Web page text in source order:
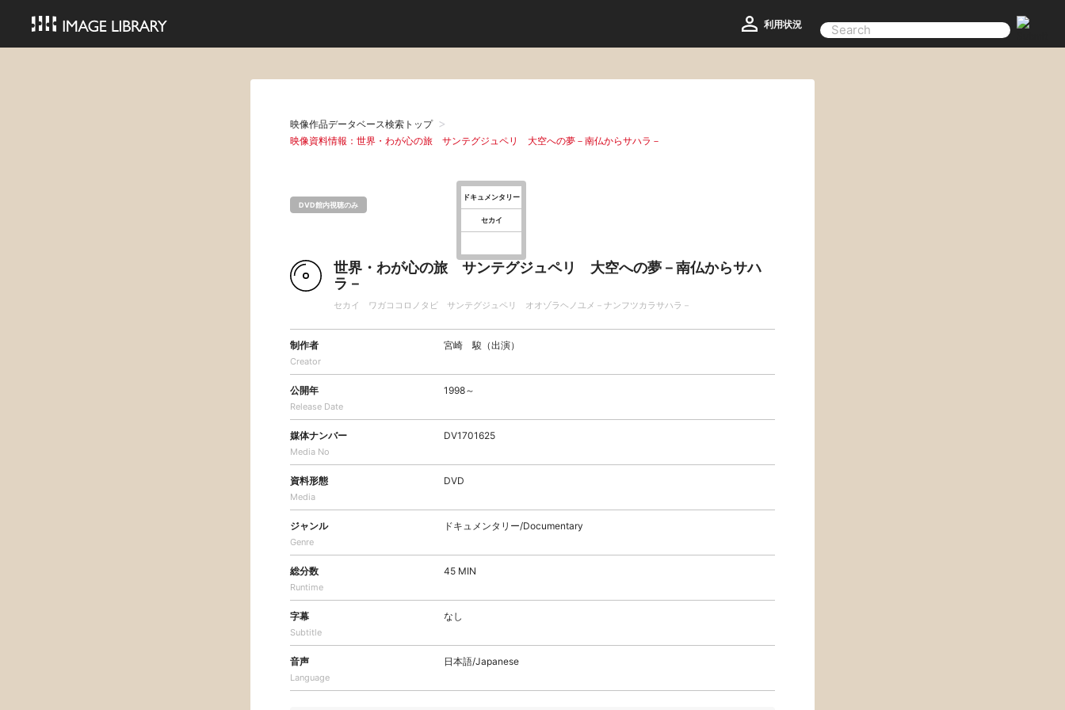
利用状況
映像作品データベース検索トップ
映像資料情報：世界・わが心の旅 サンテグジュペリ 大空への夢－南仏からサハラ－
DVD館内視聴のみ
ドキュメンタリー
セカイ
世界・わが心の旅 サンテグジュペリ 大空への夢－南仏からサハ
ラ－
セカイ ワガココロノタビ サンテグジュペリ オオゾラヘノユメ－ナンフツカラサハラ－
制作者
Creator
宮崎 駿（出演）
公開年
Release Date
1998～
媒体ナンバー
Media No
DV1701625
資料形態
Media
DVD
ジャンル
Genre
ドキュメンタリー/Documentary
総分数
Runtime
45 MIN
字幕
Subtitle
なし
音声
Language
日本語/Japanese